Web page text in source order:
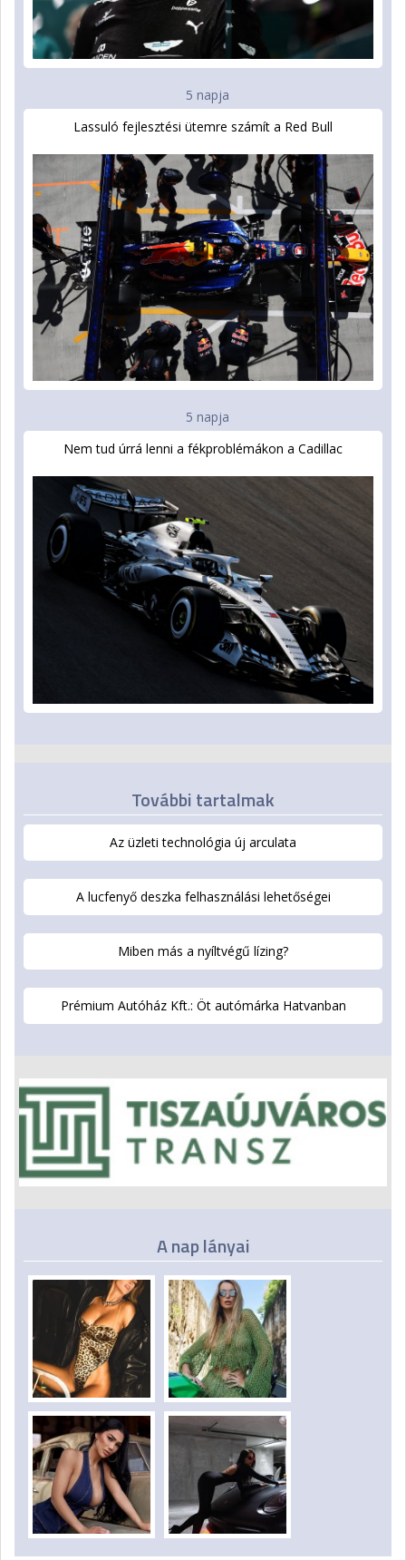
5 napja
Lassuló fejlesztési ütemre számít a Red Bull
5 napja
Nem tud úrrá lenni a fékproblémákon a Cadillac
További tartalmak
Az üzleti technológia új arculata
A lucfenyő deszka felhasználási lehetőségei
Miben más a nyíltvégű lízing?
Prémium Autóház Kft.: Öt autómárka Hatvanban
A nap lányai